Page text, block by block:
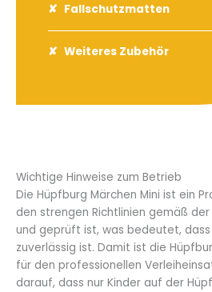
Fallschutzmatten
Weiteres Zubehör
Wichtige Hinweise zum Betrieb
Die Hüpfburg Märchen Mini ist ein
den strengen Richtlinien gemäß
und geprüft ist, was bedeutet, dass
zuverlässig ist. Damit ist die
für den professionellen
darauf, dass nur Kinder auf der